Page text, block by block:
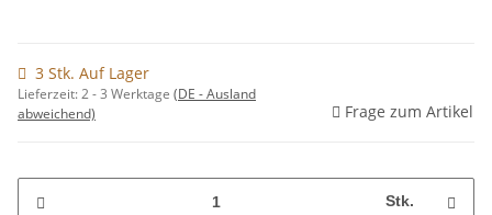
3 Stk. Auf Lager
Lieferzeit:2 - 3 Werktage (DE - Ausland
abweichend)
Frage zum Artikel
Stk.